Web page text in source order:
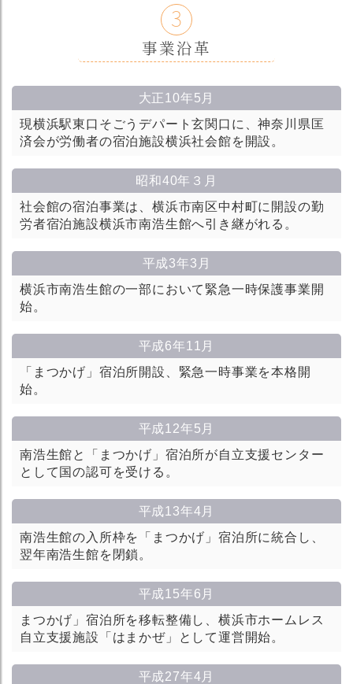
3
事業沿革
大正10年5月
現横浜駅東口そごうデパート玄関口に、神奈川県匡
済会が労働者の宿泊施設横浜社会館を開設。
昭和40年３月
社会館の宿泊事業は、横浜市南区中村町に開設の勤
労者宿泊施設横浜市南浩生館へ引き継がれる。
平成3年3月
横浜市南浩生館の一部において緊急一時保護事業開
始。
平成6年11月
「まつかげ」宿泊所開設、緊急一時事業を本格開
始。
平成12年5月
南浩生館と「まつかげ」宿泊所が自立支援センター
として国の認可を受ける。
平成13年4月
南浩生館の入所枠を「まつかげ」宿泊所に統合し、
翌年南浩生館を閉鎖。
平成15年6月
まつかげ」宿泊所を移転整備し、横浜市ホームレス
自立支援施設「はまかぜ」として運営開始。
平成27年4月